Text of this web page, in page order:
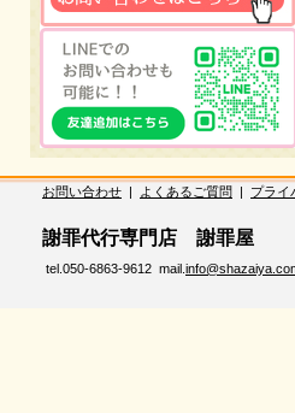
お問い合わせ | よくあるご質問 | プライ
謝罪代行専門店 謝罪屋
tel.050-6863-9612 mail.